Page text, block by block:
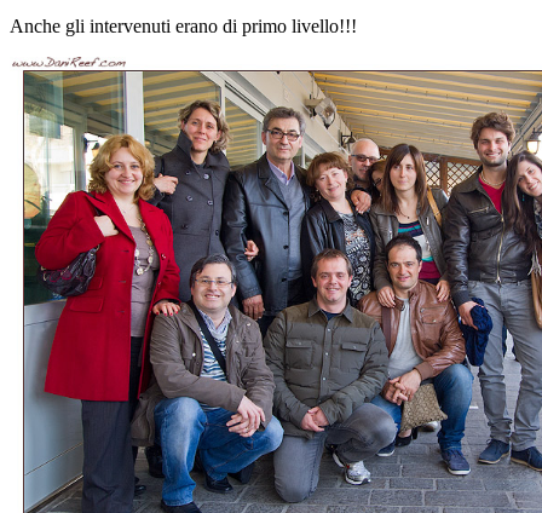
Anche gli intervenuti erano di primo livello!!!